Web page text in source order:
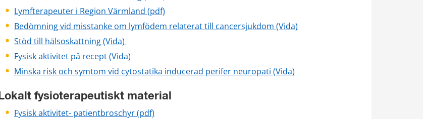
Lymfterapeuter i Region Värmland (pdf)
Bedömning vid misstanke om lymfödem relaterat till cancersjukdom (Vida)
Stöd till hälsoskattning (Vida)
Fysisk aktivitet på recept (Vida)
Minska risk och symtom vid cytostatika inducerad perifer neuropati (Vida)
Lokalt fysioterapeutiskt material
Fysisk aktivitet- patientbroschyr (pdf)